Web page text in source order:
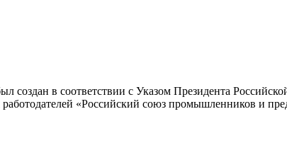
в соответствии с Указом Президента
«Российский союз промышленников и